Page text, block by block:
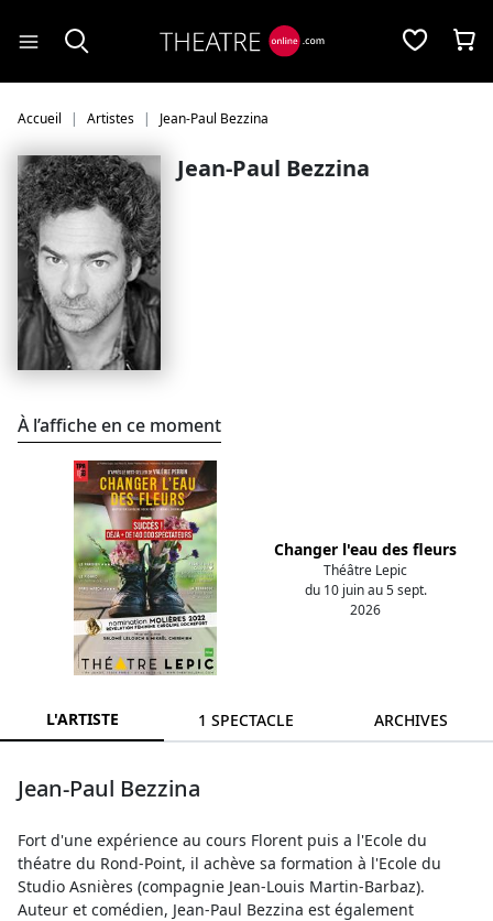
Accueil Artistes Jean-Paul Bezzina
Jean-Paul Bezzina
À l’affiche en ce moment
Changer l'eau des fleurs
Théâtre Lepic
du 10 juin au 5 sept.
2026
L'ARTISTE 1 SPECTACLE ARCHIVES
Jean-Paul Bezzina
Fort d'une expérience au cours Florent puis a l'Ecole du
théatre du Rond-Point, il achève sa formation à l'Ecole du
Studio Asnières (compagnie Jean-Louis Martin-Barbaz).
Auteur et comédien, Jean-Paul Bezzina est également